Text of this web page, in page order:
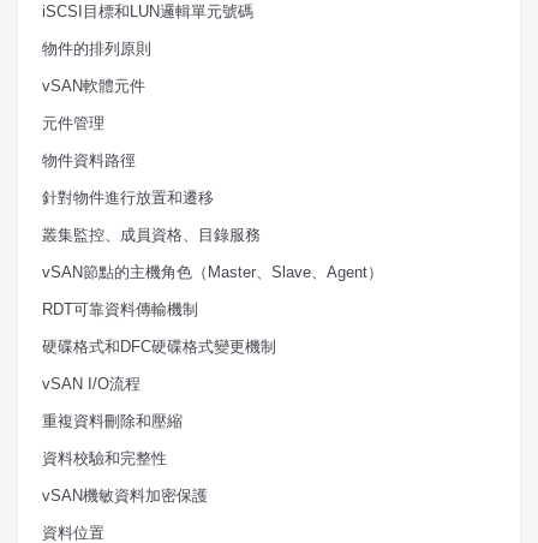
iSCSI目標和LUN邏輯單元號碼
物件的排列原則
vSAN軟體元件
元件管理
物件資料路徑
針對物件進行放置和遷移
叢集監控、成員資格、目錄服務
vSAN節點的主機角色（ Master Slave Agent）
RDT可靠資料傳輸機制
硬碟格式和DFC硬碟格式變更機制
vSAN I/O流程
重複資料刪除和壓縮
資料校驗和完整性
vSAN機敏資料加密保護
資料位置